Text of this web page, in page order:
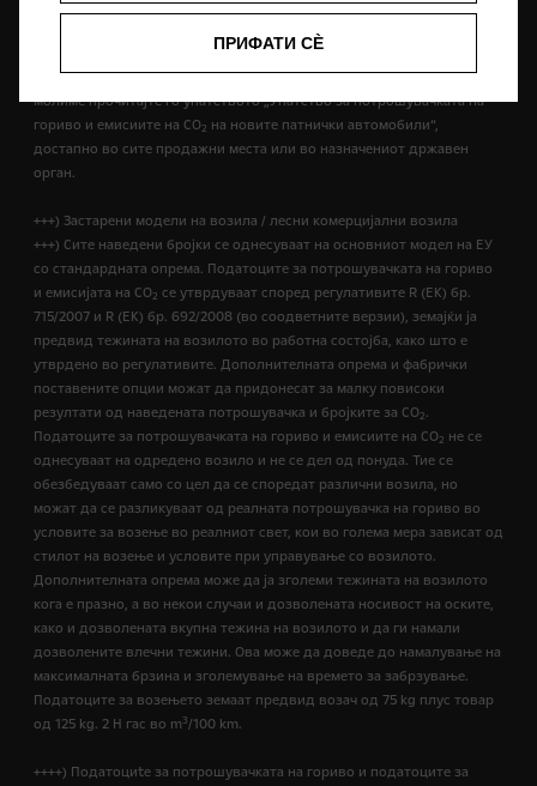
Вредностите не ги земаат предвид возењето и условите при
возење, опремата или опциите и можат да се разликуваат поради
форматот на гумите. За повеќе информации за официјалните
вредности на потрошувачката на гориво и емисијата на CO , ве
молиме прочитајте го упатството „Упатство за потрошувачката на
гориво и емисиите на CO2 на новите патнички автомобили“,
достапно во сите продажни места или во назначениот државен
орган.
+++) Застарени модели на возила / лесни комерцијални возила
+++) Сите наведени бројки се однесуваат на основниот модел на ЕУ
со стандардната опрема. Податоците за потрошувачката на гориво
и емисијата на СО2 се утврдуваат според регулативите R (ЕК) бр.
715/2007 и R (ЕК) бр. 692/2008 (во соодветните верзии), земајќи ја
предвид тежината на возилото во работна состојба, како што е
утврдено во регулативите. Дополнителната опрема и фабрички
поставените опции можат да придонесат за малку повисоки
резултати од наведената потрошувачка и бројките за CO2.
Податоците за потрошувачката на гориво и емисиите на CO2 не се
однесуваат на одредено возило и не се дел од понуда. Тие се
обезбедуваат само со цел да се споредат различни возила, но
можат да се разликуваат од реалната потрошувачка на гориво во
условите за возење во реалниот свет, кои во голема мера зависат од
стилот на возење и условите при управување со возилото.
Дополнителната опрема може да ја зголеми тежината на возилото
кога е празно, а во некои случаи и дозволената носивост на оските,
како и дозволената вкупна тежина на возилото и да ги намали
дозволените влечни тежини. Ова може да доведе до намалување на
максималната брзина и зголемување на времето за забрзување.
Податоците за возењето земаат предвид возач од 75 kg плус товар
од 125 kg. 2 H гас во m3/100 km.
++++) Податоциte за потрошувачката на гориво и податоците за
ПРИФАТИ СÈ